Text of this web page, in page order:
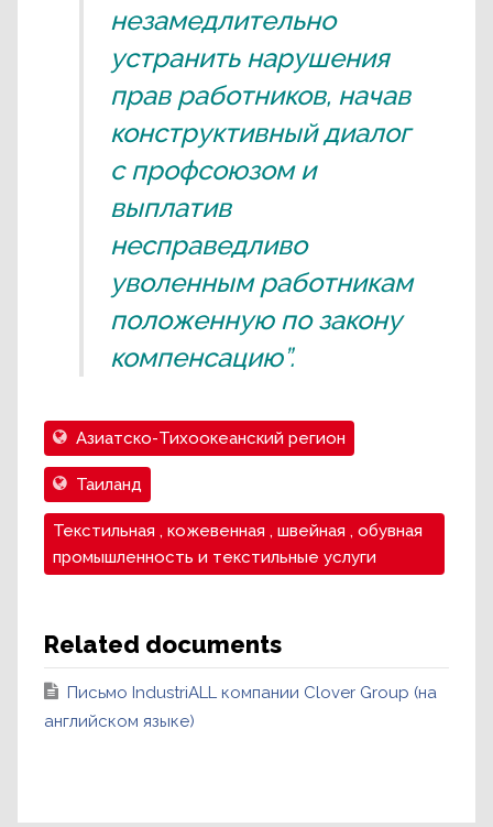
незамедлительно
устранить нарушения
прав работников, начав
конструктивный диалог
с профсоюзом и
выплатив
несправедливо
уволенным работникам
положенную по закону
компенсацию”.
Азиатско-Тихоокеанский регион
Таиланд
Текстильная , кожевенная , швейная , обувная
промышленность и текстильные услуги
Related documents
Письмо IndustriALL компании Clover Group (на
английском языке)